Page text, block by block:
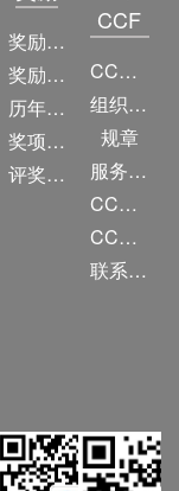
奖励动态
奖励目录
历年获奖名单
奖项推荐
评奖条例
CCF
CCF简介
组织机构
规章
服务项目
CCF大事记
CCF创建60周年
联系我们